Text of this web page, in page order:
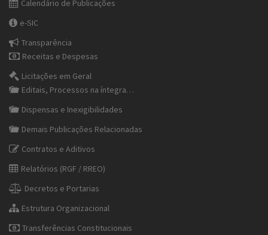
Calendário de Publicações
e-SIC
Transparência
Receitas e Despesas
Licitações em Geral
Editais, Processos na íntegra…
Dispensas e Inexigibilidades
Demais Publicações Relacionadas
Contratos e Aditivos
Relatórios (RGF / RREO)
Decretos e Portarias
Estrutura Organizacional
Transferências Constitucionais